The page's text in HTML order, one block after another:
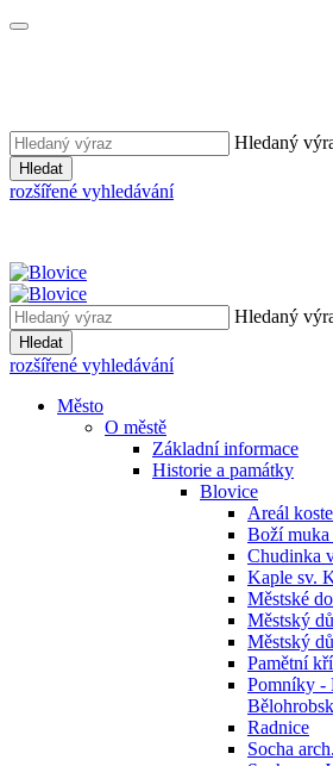
Hledaný
Hledat
rozšířené vyhledávání
Hledaný
Hledat
rozšířené vyhledávání
Město
O městě
Základní informace
Historie a památky
Blovice
Areál
Boží
Chudinka
Kaple sv.
Městské
Městský
Městský
Pamětní
Pomníky -
Radnice
Socha